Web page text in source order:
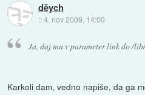
dëych
::4. nov 2009, 14:00
Ja, daj mu v parameter link do /
Karkoli dam, vedno napiše, da ga